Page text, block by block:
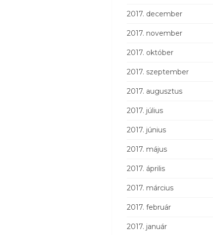
2017. december
2017. november
2017. október
2017. szeptember
2017. augusztus
2017. július
2017. június
2017. május
2017. április
2017. március
2017. február
2017. január